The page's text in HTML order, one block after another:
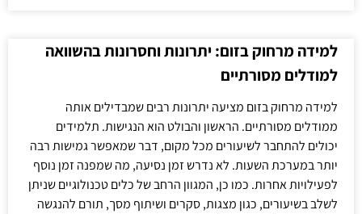
למידה מרחוק בזום: יתרונות וחסרונות בהשוואה
למודלים מסורתיים
למידה מרחוק בזום מציעה יתרונות רבים שמבדילים אותה
ממודלים מסורתיים. הראשון והבולט הוא הנגישות. תלמידים
יכולים להתחבר לשיעורים מכל מקום, דבר שמאפשר גמישות רבה
יותר במערכת השעות. לא נדרש זמן נסיעה, מה שמפנה זמן נוסף
לפעילויות אחרות. כמו כן, המגוון הרחב של כלים טכנולוגיים שניתן
לשלב בשיעורים, כגון מצגות, סקרים ושיתוף מסך, תורם להנגשה